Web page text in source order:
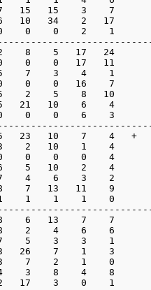
15   15    3    7
10   34    2   17
0    0    2    1
8    5   17   24
0    0   17   11
7    3    4    1
0    0   16    7
2    5    8   10
21   10    6    4
0    0    6    3
23   10    7    4   +
2   10    1    4
0    0    0    4
5   10    2    4
4    6    3    2
7   13   11    9
1    1    1    0
6   13    7    7
2    4    6    6
5    3    3    1
26    7    1    3
7    2    1    0
3    8    4    8
17    3    0    1